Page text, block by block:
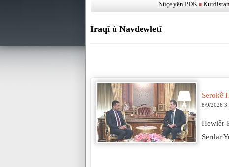
Nûçe yên PDK ■
Iraqî û Navdewletî
Serokê
8/9/2026
Hewlêr-
Serdar